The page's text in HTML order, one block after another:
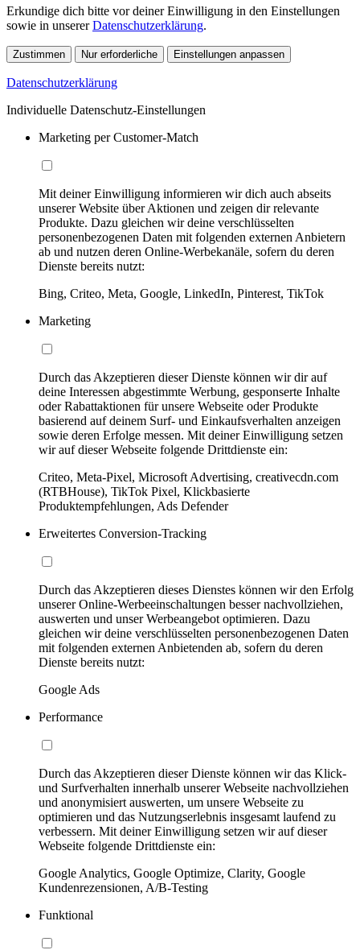
Erkundige dich bitte vor deiner Einwilligung in den Einstellungen
sowie in unsererDatenschutzerklärung.
Zustimmen Nur erforderliche Einstellungen anpassen
Datenschutzerklärung
Individuelle Datenschutz-Einstellungen
Marketing per Customer-Match
Mit deiner Einwilligung informieren wir dich auch abseits
unserer Website über Aktionen und zeigen dir relevante
Produkte. Dazu gleichen wir deine verschlüsselten
personenbezogenen Daten mit folgenden externen Anbietern
ab und nutzen deren Online-Werbekanäle, sofern du deren
Dienste bereits nutzt:
Bing, Criteo, Meta, Google, LinkedIn, Pinterest, TikTok
Marketing
Durch das Akzeptieren dieser Dienste können wir dir auf
deine Interessen abgestimmte Werbung, gesponserte Inhalte
oder Rabattaktionen für unsere Webseite oder Produkte
basierend auf deinem Surf- und Einkaufsverhalten anzeigen
sowie deren Erfolge messen. Mit deiner Einwilligung setzen
wir auf dieser Webseite folgende Drittdienste ein:
Criteo, Meta-Pixel, Microsoft Advertising, creativecdn.com
(RTBHouse), TikTok Pixel, Klickbasierte
Produktempfehlungen, Ads Defender
Erweitertes Conversion-Tracking
Durch das Akzeptieren dieses Dienstes können wir den Erfolg
unserer Online-Werbeeinschaltungen besser nachvollziehen,
auswerten und unser Werbeangebot optimieren. Dazu
gleichen wir deine verschlüsselten personenbezogenen Daten
mit folgenden externen Anbietenden ab, sofern du deren
Dienste bereits nutzt:
Google Ads
Performance
Durch das Akzeptieren dieser Dienste können wir das Klick-
und Surfverhalten innerhalb unserer Webseite nachvollziehen
und anonymisiert auswerten, um unsere Webseite zu
optimieren und das Nutzungserlebnis insgesamt laufend zu
verbessern. Mit deiner Einwilligung setzen wir auf dieser
Webseite folgende Drittdienste ein:
Google Analytics, Google Optimize, Clarity, Google
Kundenrezensionen, A/B-Testing
Funktional